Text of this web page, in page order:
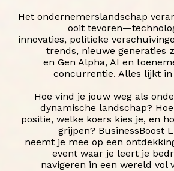
Het ondernemerslandschap
ooit
innovaties, politieke
trends, nieuwe generaties
en Gen Alpha, AI en
concurrentie. Alles lijkt
Hoe vind je jouw weg als
dynamische landschap?
positie, welke koers kies je, en
grijpen? BusinessBoost
neemt je mee op een
event waar je leert je
navigeren in een wereld vol